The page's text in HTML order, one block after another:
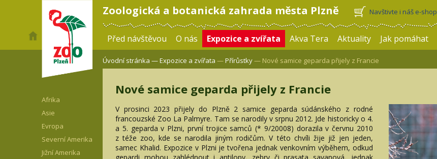
Zoologická a botanická zahrada města Plzně Navštivte i náš e-shop
Před návštěvou O nás Expozice a zvířata Akva Tera Aktuality Jak pomáhat
Afrika
Asie
Evropa
Severní Amerika
Jižní Amerika
Úvodní stránka —Expozice a zvířata —Přírůstky— Nové samice geparda přijely z Francie
Nové samice geparda přijely z Francie
V prosinci 2023 přijely do Plzně 2 samice geparda súdánského z rodné
francouzské Zoo La Palmyre. Tam se narodily v srpnu 2012. Jde historicky o 4.
a 5. geparda v Plzni, první trojice samců (* 9/20008) dorazila v červnu 2010
z téže zoo, kde se narodila jiným rodičům. V této chvíli žije již jen jeden,
samec Khalid. Expozice v Plzni je tvořena jednak venkovním výběhem, odkud